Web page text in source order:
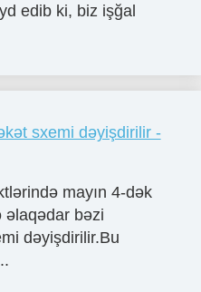
edib ki, biz işğal
sxemi dəyişdirilir -
mayın 4-dək
əlaqədar bəzi
dəyişdirilir.Bu